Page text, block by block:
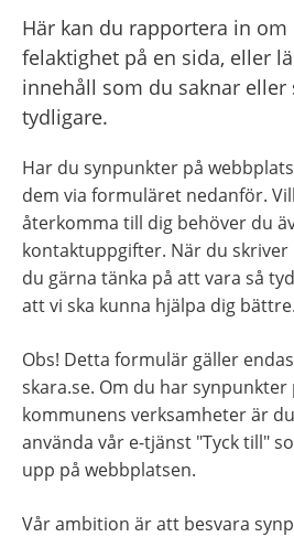
Här kan du rapportera in om
felaktighet på en sida, eller
innehåll som du saknar eller
tydligare.
Har du synpunkter på
dem via formuläret nedanför.
återkomma till dig behöver du
kontaktuppgifter. När du
du gärna tänka på att vara så
att vi ska kunna hjälpa dig bättre.
Obs! Detta formulär gäller
skara.se. Om du har
kommunens verksamheter är
använda vår e-tjänst "Tyck till"
upp på webbplatsen.
Vår ambition är att besvara